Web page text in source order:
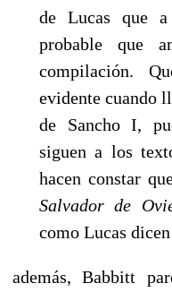
de Lucas que
probable que
compilación.
evidente cuando
de Sancho I,
siguen a los
hacen constar
Salvador de
como Lucas
además, Babbitt